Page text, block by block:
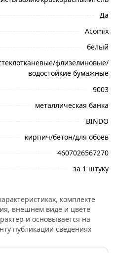
условий доставки
белая, база BW 4.5 л
внутренних работ,
укрывистостью,
валиком, быстро сохнет и
помещений,
загрязнений и
Краска DULUX BINDO
и области.
Да
Acomix
белый
флизелиновые/
водостойкие бумажные
9003
металлическая банка
BINDO
кирпич/бетон/для обоев
4607026567270
за 1 штуку
комплекте
внешнем виде и цвете
и основывается на
публикации сведениях